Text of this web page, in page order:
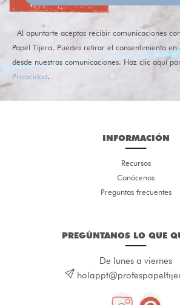
Al apuntarte aceptas recibir comunicaciones
Papel Tijera. Puedes retirar el consentimiento
desde nuestras comunicaciones. Haz clic aquí
Privacidad.
INFORMACIÓN
Recursos
Conócenos
Preguntas frecuentes
PREGÚNTANOS LO QUE
De lunes a viernes